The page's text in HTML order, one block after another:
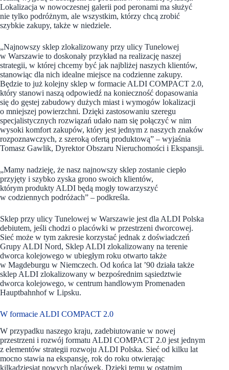
Lokalizacja w nowoczesnej galerii pod peronami ma służyć
nie tylko podróżnym, ale wszystkim, którzy chcą zrobić
szybkie zakupy, także w niedziele.
„Najnowszy sklep zlokalizowany przy ulicy Tunelowej
w Warszawie to doskonały przykład na realizację naszej
strategii, w której chcemy być jak najbliżej naszych klientów,
stanowiąc dla nich idealne miejsce na codzienne zakupy.
Będzie to już kolejny sklep w formacie ALDI COMPACT 2.0,
który stanowi naszą odpowiedź na konieczność dopasowania
się do gęstej zabudowy dużych miast i wymogów lokalizacji
o mniejszej powierzchni. Dzięki zastosowaniu szeregu
specjalistycznych rozwiązań udało nam się połączyć w nim
wysoki komfort zakupów, który jest jednym z naszych znaków
rozpoznawczych, z szeroką ofertą produktową” – wyjaśnia
Tomasz Gawlik, Dyrektor Obszaru Nieruchomości i Ekspansji.
„Mamy nadzieję, że nasz najnowszy sklep zostanie ciepło
przyjęty i szybko zyska grono swoich klientów,
którym produkty ALDI będą mogły towarzyszyć
w codziennych podróżach” – podkreśla.
Sklep przy ulicy Tunelowej w Warszawie jest dla ALDI Polska
debiutem, jeśli chodzi o placówki w przestrzeni dworcowej.
Sieć może w tym zakresie korzystać jednak z doświadczeń
Grupy ALDI Nord, Sklep ALDI zlokalizowany na terenie
dworca kolejowego w ubiegłym roku otwarto także
w Magdeburgu w Niemczech. Od końca lat ’90 działa także
sklep ALDI zlokalizowany w bezpośrednim sąsiedztwie
dworca kolejowego, w centrum handlowym Promenaden
Hauptbahnhof w Lipsku.
W formacie ALDI COMPACT 2.0
W przypadku naszego kraju, zadebiutowanie w nowej
przestrzeni i rozwój formatu ALDI COMPACT 2.0 jest jednym
z elementów strategii rozwoju ALDI Polska. Sieć od kilku lat
mocno stawia na ekspansję, rok do roku otwierając
kilkadziesiąt nowych placówek. Dzięki temu w ostatnim